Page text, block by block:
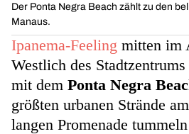
Der Ponta Negra Beach zählt zu den
Manaus.
Ipanema-Feeling mitten im
Westlich des
mit dem Ponta Negra
größten urbanen Strände
langen Promenade